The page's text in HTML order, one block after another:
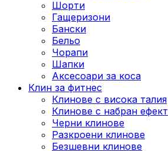
Шорти
Гащеризони
Бански
Бельо
Чорапи
Шапки
Аксесоари за коса
Клин за фитнес
Клинове с висока талия
Клинове с набран ефект
Черни клинове
Разкроени клинове
Безшевни клинове